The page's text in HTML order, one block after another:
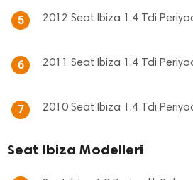
5 2012 Seat Ibiza 1.4 Tdi
6 2011 Seat Ibiza 1.4 Tdi
7 2010 Seat Ibiza 1.4 Tdi
Seat Ibiza Modelleri